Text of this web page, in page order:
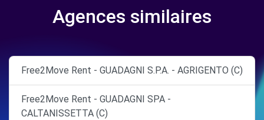
Agences similaires
Free2Move Rent - GUADAGNI S.P.A. - AGRIGENTO (C)
Free2Move Rent - GUADAGNI SPA -
CALTANISSETTA (C)